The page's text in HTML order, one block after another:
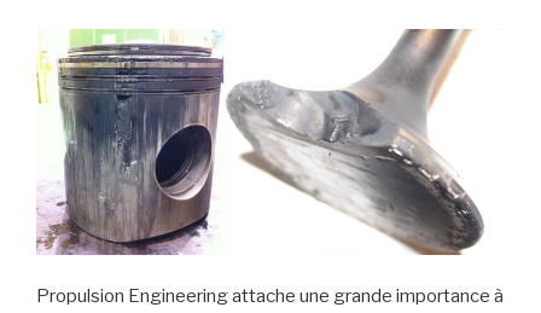
Propulsion Engineering attache une grande importance à